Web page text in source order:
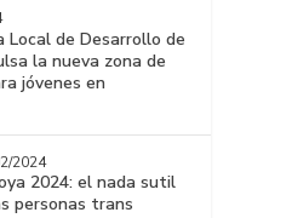
Local de Desarrollo de
la nueva zona de
jóvenes en
2024
2024: el nada sutil
personas trans